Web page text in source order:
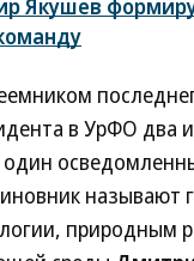
Якушев
в УрФО два
один
называют
природным